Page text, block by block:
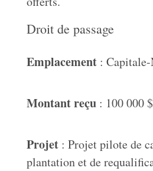
Droit de passage
Emplacement :
Montant reçu : 100 000 $
Projet : Projet pilote de
plantation et de